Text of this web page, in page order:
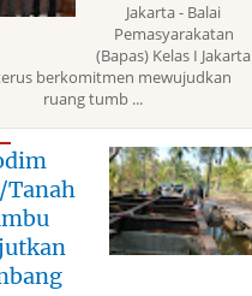
Jakarta - Balai
Pemasyarakatan
(Bapas) Kelas I Jakarta
berkomitmen mewujudkan
ruang tumb ...
Tanah